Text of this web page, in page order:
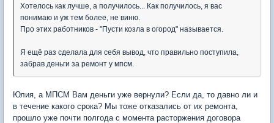
Хотелось как лучше, а получилось... Как получилось, я вас
понимаю и уж тем более, не виню.
Про этих работников - "Пусти козла в огород" называется.
Я ещё раз сделала для себя вывод, что правильно поступила,
забрав деньги за ремонт у мпсм.
Юлия, а МПСМ Вам деньги уже вернули? Если да, то давно ли и
в течение какого срока? Мы тоже отказались от их ремонта,
прошло уже почти полгода с момента расторжения договора